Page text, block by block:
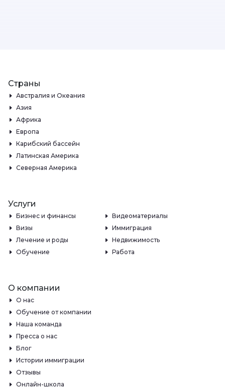
Страны
Австралия и Океания
Азия
Африка
Европа
Карибский бассейн
Латинская Америка
Северная Америка
Услуги
Бизнес и финансы
Видеоматериалы
Визы
Иммиграция
Лечение и роды
Недвижимость
Обучение
Работа
О компании
О нас
Обучение от компании
Наша команда
Пресса о нас
Блог
Истории иммиграции
Отзывы
Онлайн-школа